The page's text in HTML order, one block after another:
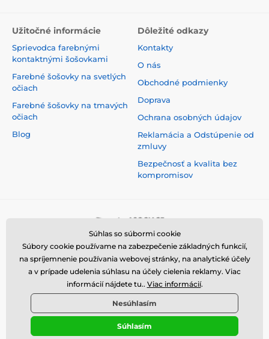
Užitočné informácie
Sprievodca farebnými
kontaktnými šošovkami
Farebné šošovky na svetlých
očiach
Farebné šošovky na tmavých
očiach
Blog
Dôležité odkazy
Kontakty
O nás
Obchodné podmienky
Doprava
Ochrana osobných údajov
Reklamácia a Odstúpenie od
zmluvy
Bezpečnosť a kvalita bez
kompromisov
© 2026 www.luciferlenses.sk ⦁ E-shop vytvorila
Súhlas so súbormi cookie
Súbory cookie používame na zabezpečenie základných funkcií,
na spríjemnenie používania webovej stránky, na analytické účely
a v prípade udelenia súhlasu na účely cielenia reklamy. Viac
informácií nájdete tu.. Viac informácií.
Nesúhlasím
Súhlasím